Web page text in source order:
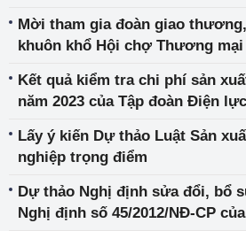
Mời tham gia đoàn giao
khuôn khổ Hội chợ Thương mại
Kết quả kiểm tra chi phí sản
năm 2023 của Tập đoàn Điện
Lấy ý kiến Dự thảo Luật Sản
nghiệp trọng điểm
Dự thảo Nghị định sửa đổi, bổ
Nghị định số 45/2012/NĐ-CP